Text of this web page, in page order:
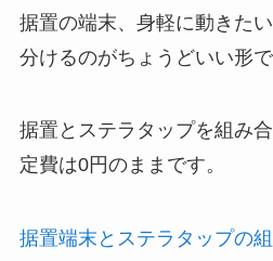
据置の端末、身軽に動きた
分けるのがちょうどいい形で
据置とステラタップを組み
定費は0円のままです。
据置端末とステラタップの